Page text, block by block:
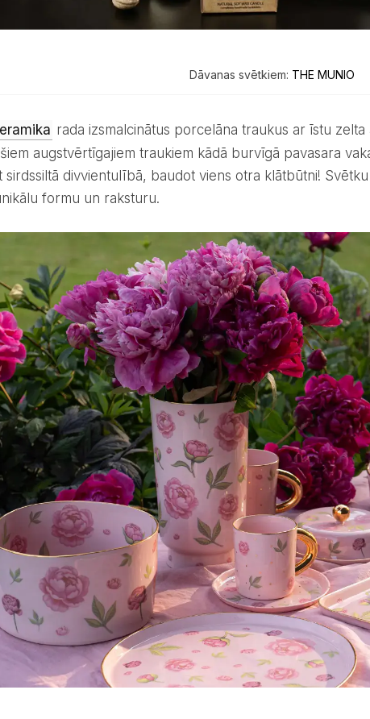
Dāvanas svētkiem: THE MUNIO
rada izsmalcinātus porcelāna traukus ar īstu
augstvērtīgajiem traukiem kādā burvīgā pavasara
sirdssiltā divvientulībā, baudot viens otra klātbūtni!
formu un raksturu.